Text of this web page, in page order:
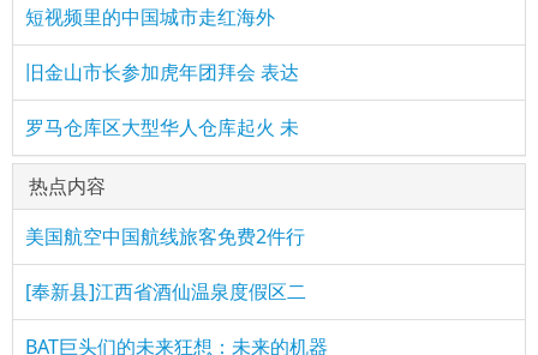
短视频里的中国城市走红海外
旧金山市长参加虎年团拜会 表达
罗马仓库区大型华人仓库起火 未
热点内容
美国航空中国航线旅客免费2件行
[奉新县]江西省酒仙温泉度假区二
BAT巨头们的未来狂想：未来的机器